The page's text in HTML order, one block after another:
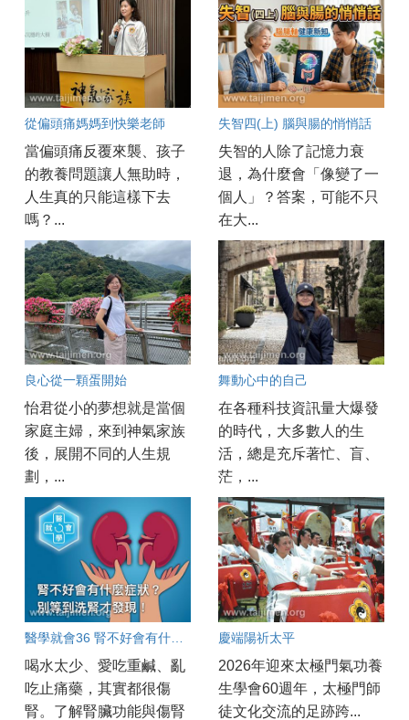
從偏頭痛媽媽到快樂老師
當偏頭痛反覆來襲、孩子
的教養問題讓人無助時，
人生真的只能這樣下去
嗎？...
失智四(上) 腦與腸的悄悄話
失智的人除了記憶力衰
退，為什麼會「像變了一
個人」？答案，可能不只
在大...
良心從一顆蛋開始
怡君從小的夢想就是當個
家庭主婦，來到神氣家族
後，展開不同的人生規
劃，...
舞動心中的自己
在各種科技資訊量大爆發
的時代，大多數人的生
活，總是充斥著忙、盲、
茫，...
喝水太少、愛吃重鹹、亂
吃止痛藥，其實都很傷
腎。了解腎臟功能與傷腎
慶端陽祈太平
2026年迎來太極門氣功養
生學會60週年，太極門師
徒文化交流的足跡跨...